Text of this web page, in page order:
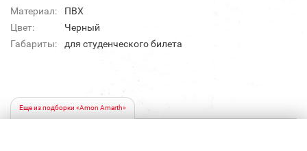
Материал:
ПВХ
Цвет:
Черный
Габариты:
для студенческого билета
Еще из подборки «Amon Amarth»